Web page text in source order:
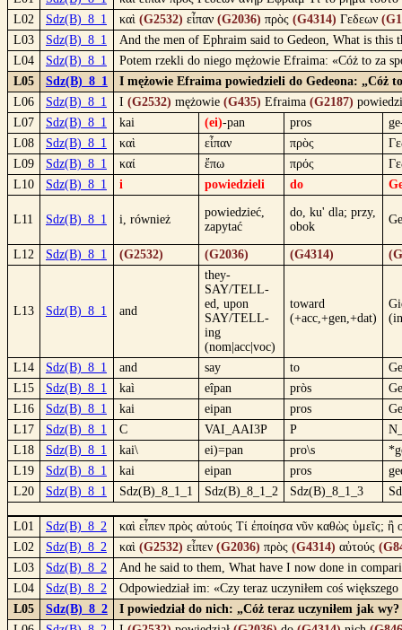
L02
Sdz(B)_8_1 καὶ (G2532) εἶπαν (G2036) πρὸς (G4314) Γεδεων
L03
Sdz(B)_8_1
And the men of Ephraim said to Gedeon, What is this
L04
Sdz(B)_8_1
Potem rzekli do niego mężowie Efraima: «Cóż to za
L05
Sdz(B)_8_1
I mężowie Efraima powiedzieli do Gedeona: „Cóż
L06
Sdz(B)_8_1 I (G2532) mężowie (G435) Efraima (G2187)
L07
Sdz(B)_8_1 kai (ei)-pan pros
L08
Sdz(B)_8_1 καὶ εἶπαν πρὸς
L09
Sdz(B)_8_1 καί ἔπω πρός
L10
Sdz(B)_8_1 i powiedzieli do
L11 Sdz(B)_8_1 i, również
powiedzieć,
zapytać
do, ku' dla; przy,
obok
L12 Sdz(B)_8_1 (G2532) (G2036) (G4314)
L13 Sdz(B)_8_1 and
they-
SAY/TELL-
ed, upon
SAY/TELL-
ing
(nom|acc|voc)
toward
(+acc,+gen,+dat)
L14 Sdz(B)_8_1 and say to
L15
Sdz(B)_8_1 kaì eîpan pròs
L16
Sdz(B)_8_1 kai eipan pros
L17
Sdz(B)_8_1 C VAI_AAI3P P
L18
Sdz(B)_8_1 kai\ ei)=pan pro\s
L19
Sdz(B)_8_1 kai eipan pros
L20
Sdz(B)_8_1 Sdz(B)_8_1_1 Sdz(B)_8_1_2 Sdz(B)_8_1_3
L01 Sdz(B)_8_2
καὶ εἶπεν πρὸς αὐτούς Τί ἐποίησα νῦν καθὼς ὑμεῖς;
L02
Sdz(B)_8_2 καὶ (G2532) εἶπεν (G2036) πρὸς (G4314) αὐτούς
L03
Sdz(B)_8_2
And he said to them, What have I now done in
L04
Sdz(B)_8_2
Odpowiedział im: «Czy teraz uczyniłem coś
L05
Sdz(B)_8_2
I powiedział do nich: „Cóż teraz uczyniłem jak